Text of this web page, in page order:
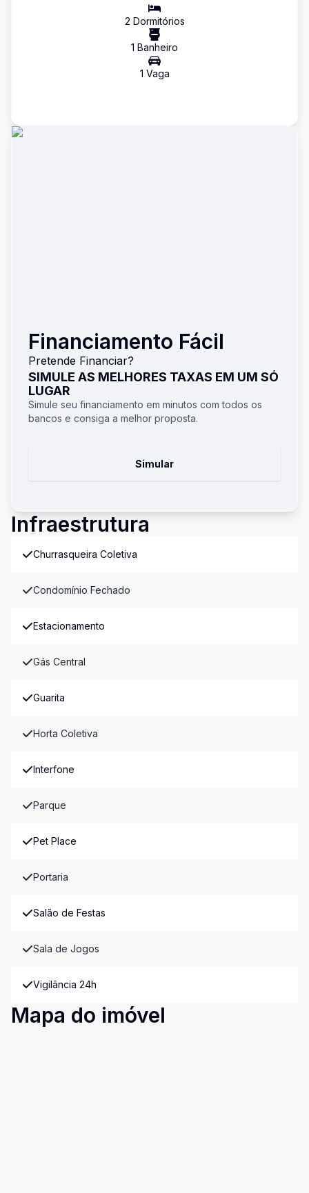
2 Dormitórios
1 Banheiro
1 Vaga
Financiamento Fácil
Pretende Financiar?
SIMULE AS MELHORES TAXAS EM UM SÓ
LUGAR
Simule seu financiamento em minutos com todos os
bancos e consiga a melhor proposta.
Simular
Infraestrutura
Churrasqueira Coletiva
Condomínio Fechado
Estacionamento
Gás Central
Guarita
Horta Coletiva
Interfone
Parque
Pet Place
Portaria
Salão de Festas
Sala de Jogos
Vigilância 24h
Mapa do imóvel